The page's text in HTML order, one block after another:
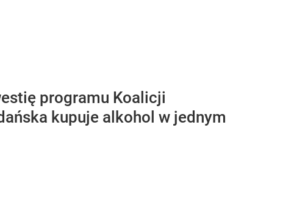
programu Koalicji
kupuje alkohol w jednym